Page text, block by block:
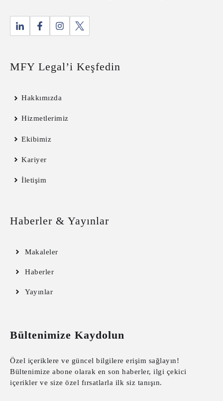
MFY Legal’i Keşfedin
Hakkımızda
Hizmetlerimiz
Ekibimiz
Kariyer
İletişim
Haberler & Yayınlar
Makaleler
Haberler
Yayınlar
Bültenimize Kaydolun
Özel içeriklere ve güncel bilgilere erişim sağlayın!
Bültenimize abone olarak en son haberler, ilgi çekici
içerikler ve size özel fırsatlarla ilk siz tanışın.